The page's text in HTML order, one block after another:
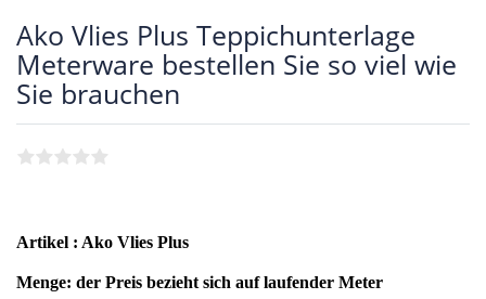
Ako Vlies Plus Teppichunterlage
Meterware bestellen Sie so viel wie
Sie brauchen
Artikel : Ako Vlies Plus
Menge: der Preis bezieht sich auf laufender Meter